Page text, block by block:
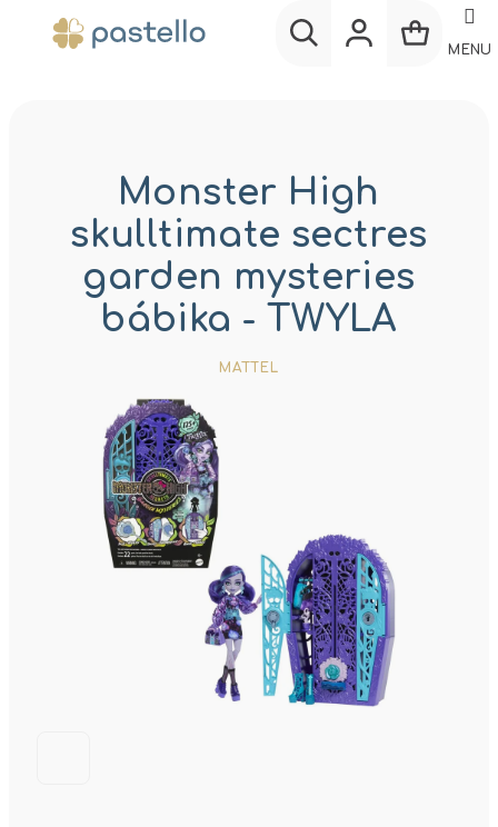
MENU
Monster High
skulltimate sectres
garden mysteries
bábika - TWYLA
MATTEL